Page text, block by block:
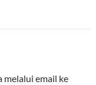
melalui email ke